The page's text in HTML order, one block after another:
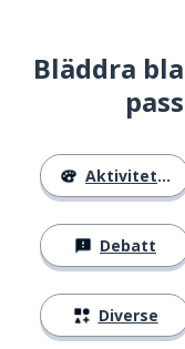
Bläddra
Aktiviteter
Debatt
Diverse